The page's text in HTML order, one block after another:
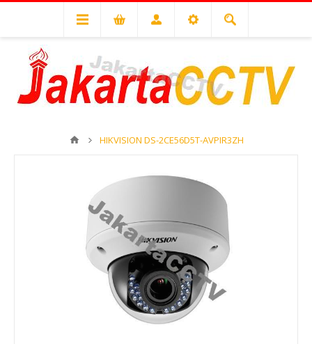
HIKVISION DS-2CE56D5T-AVPIR3ZH